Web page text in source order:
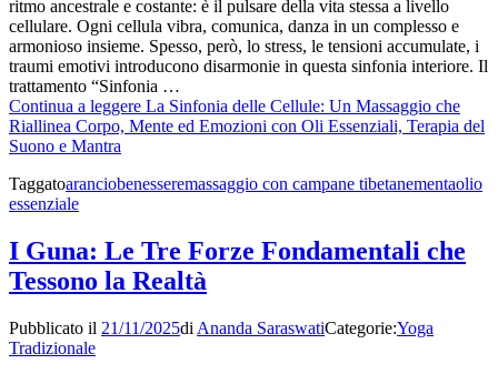
ritmo ancestrale e costante: è il pulsare della vita stessa a livello
cellulare. Ogni cellula vibra, comunica, danza in un complesso e
armonioso insieme. Spesso, però, lo stress, le tensioni accumulate, i
traumi emotivi introducono disarmonie in questa sinfonia interiore. Il
trattamento “Sinfonia …
Continua a leggere La Sinfonia delle Cellule: Un Massaggio che
Riallinea Corpo, Mente ed Emozioni con Oli Essenziali, Terapia del
Suono e Mantra
Taggatoaranciobenesseremassaggio con campane tibetanementaolio
essenziale
I Guna: Le Tre Forze Fondamentali che
Tessono la Realtà
Pubblicato il 21/11/2025di Ananda SaraswatiCategorie:Yoga
Tradizionale